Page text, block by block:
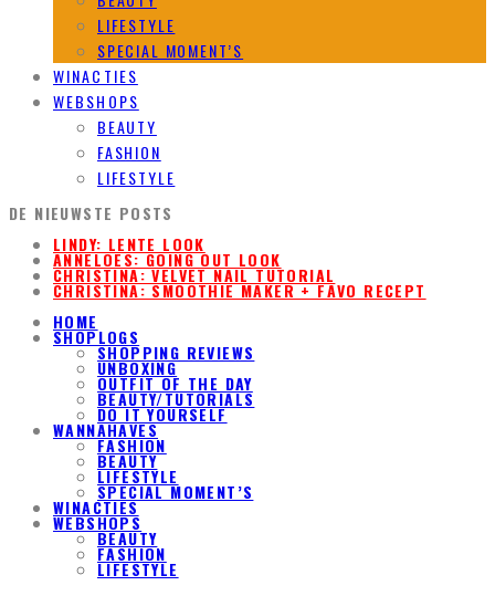
LIFESTYLE
SPECIAL MOMENT’S
WINACTIES
WEBSHOPS
BEAUTY
FASHION
LIFESTYLE
DE NIEUWSTE POSTS
LINDY: LENTE LOOK
ANNELOES: GOING OUT LOOK
CHRISTINA: VELVET NAIL TUTORIAL
CHRISTINA: SMOOTHIE MAKER + FAVO RECEPT
HOME
SHOPLOGS
SHOPPING REVIEWS
UNBOXING
OUTFIT OF THE DAY
BEAUTY/TUTORIALS
DO IT YOURSELF
WANNAHAVES
FASHION
BEAUTY
LIFESTYLE
SPECIAL MOMENT’S
WINACTIES
WEBSHOPS
BEAUTY
FASHION
LIFESTYLE